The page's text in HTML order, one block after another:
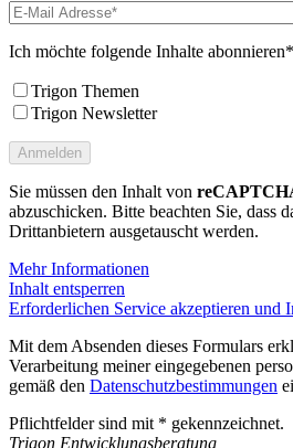
Ich möchte folgende Inhalte abonnieren*
Trigon Themen
Trigon Newsletter
Sie müssen den Inhalt von
abzuschicken. Bitte beachten Sie, dass
Drittanbietern ausgetauscht werden.
Mehr Informationen
Inhalt entsperren
Erforderlichen Service akzeptieren und
Mit dem Absenden dieses Formulars
Verarbeitung meiner eingegebenen
gemäß den Datenschutzbestimmungen
Pflichtfelder sind mit * gekennzeichnet.
Trigon Entwicklungsberatung